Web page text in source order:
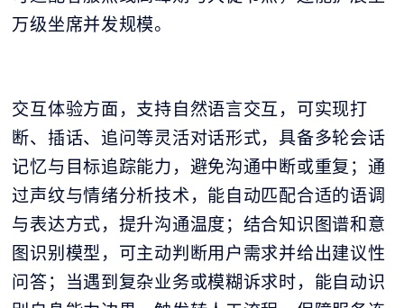
万级坐席并发规模。
交互体验方面，支持自然语言交互，可实现打
断、插话、追问等灵活对话形式，具备多轮会话
记忆与目标追踪能力，避免沟通中断或重复；通
过声纹与情绪分析技术，能自动匹配合适的语调
与表达方式，提升沟通温度；结合知识图谱和意
图识别模型，可主动判断用户需求并给出建议性
问答；当遇到复杂业务或模糊诉求时，能自动识